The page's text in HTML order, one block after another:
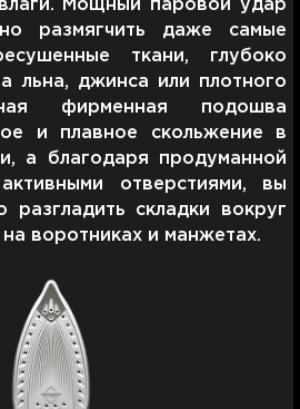
Мощный паровой удар
размягчить даже самые
ткани, глубоко
льна, джинса или плотного
фирменная подошва
и плавное скольжение в
а благодаря продуманной
отверстиями, вы
разгладить складки вокруг
воротниках и манжетах.